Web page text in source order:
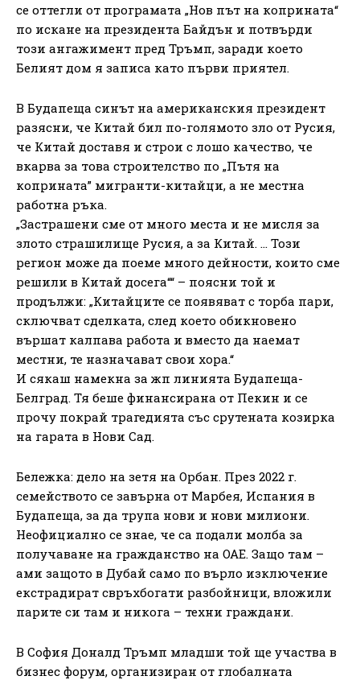
се оттегли от програмата „Нов път на коприната“
по искане на президента Байдън и потвърди
този ангажимент пред Тръмп, заради което
Белият дом я записа като първи приятел.
В Будапеща синът на американския президент
разясни, че Китай бил по-голямото зло от Русия,
че Китай доставя и строи с лошо качество, че
вкарва за това строителство по „Пътя на
коприната” мигранти-китайци, а не местна
работна ръка.
„Застрашени сме от много места и не мисля за
злото страшилище Русия, а за Китай. … Този
регион може да поеме много дейности, които сме
решили в Китай досега““ – поясни той и
продължи: „Китайците се появяват с торба пари,
сключват сделката, след което обикновено
вършат калпава работа и вместо да наемат
местни, те назначават свои хора.“
И сякаш намекна за жп линията Будапеща-
Белград. Тя беше финансирана от Пекин и се
прочу покрай трагедията със срутената козирка
на гарата в Нови Сад.
Бележка: дело на зетя на Орбан. През 2022 г.
семейството се завърна от Марбея, Испания в
Будапеща, за да трупа нови и нови милиони.
Неофициално се знае, че са подали молба за
получаване на гражданство на ОАЕ. Защо там –
ами защото в Дубай само по върло изключение
екстрадират свръхбогати разбойници, вложили
парите си там и никога – техни граждани.
В София Доналд Тръмп младши той ще участва в
бизнес форум, организиран от глобалната